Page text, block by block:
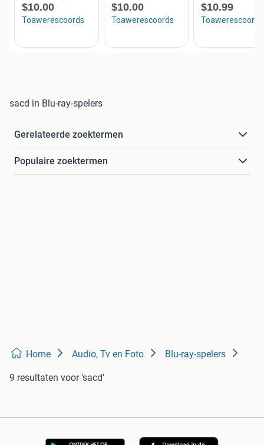
sacd in Blu-ray-spelers
Gerelateerde zoektermen
Populaire zoektermen
Home Audio, Tv en Foto Blu-ray-spelers
9 resultaten voor 'sacd'